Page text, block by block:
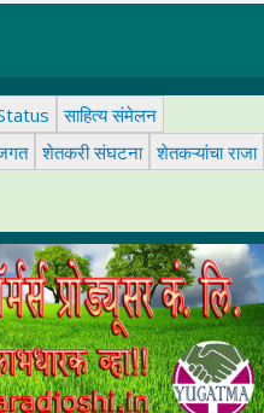
साहित्य संमेलन
शेतकरी संघटना शेतकऱ्यांचा राजा